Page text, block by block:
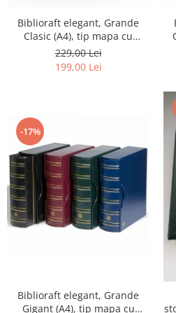
Monede Australia si Oceania
Monede Euro, Eurocenti
Monede Europa
Bancnote Australia si Oceania
Bancnote Europa
Gradate PMG
Biblioraft elegant, Grande
Clasic (A4), tip mapa cu
caseta, diferite culori
229,00 Lei
199,00 Lei
-17%
Biblioraft elegant, Grande
Gigant (A4), tip mapa cu